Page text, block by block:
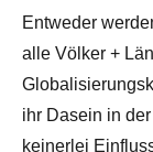
Entweder
alle Völker +
ihr Dasein in
keinerlei